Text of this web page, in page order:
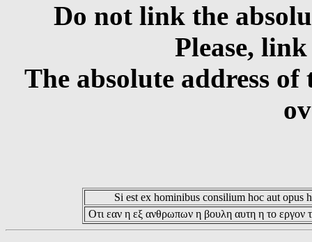
Do not link the
Please,
The absolute address
Si est ex hominibus consilium hoc aut opus
Οτι εαν η εξ ανθρωπων η βουλη αυτη η το εργον